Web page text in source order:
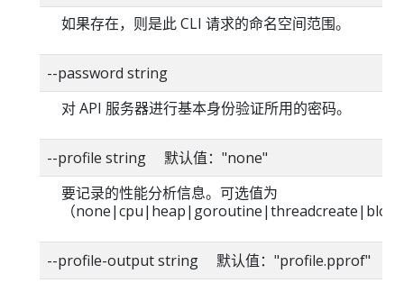
如果存在，则是此 CLI 请求的命名空间范围。
--password string
对 API 服务器进行基本身份验证所用的密码。
--profile string 默认值："none"
要记录的性能分析信息。可选值为
（
--profile-output string 默认值："profile.pprof"